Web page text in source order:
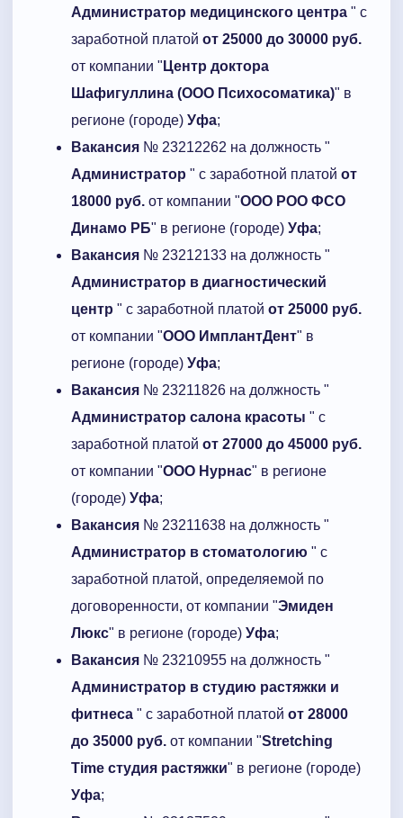
Администратор медицинского центра " с
заработной платой от 25000 до 30000 руб.
от компании " Центр доктора
Шафигуллина (ООО Психосоматика)" в
регионе (городе) Уфа;
Вакансия № 23212262 на должность "
Администратор " с заработной платой от
18000 руб. от компании "ООО РОО ФСО
Динамо РБ" в регионе (городе) Уфа;
Вакансия № 23212133 на должность "
Администратор в диагностический
центр " с заработной платой от 25000 руб.
от компании "ООО ИмплантДент" в
регионе (городе) Уфа;
Вакансия № 23211826 на должность "
Администратор салона красоты " с
заработной платой от 27000 до 45000 руб.
от компании "ООО Нурнас" в регионе
(городе) Уфа;
Вакансия № 23211638 на должность "
Администратор в стоматологию " с
заработной платой, определяемой по
договоренности, от компании "Эмиден
Люкс" в регионе (городе) Уфа;
Вакансия № 23210955 на должность "
Администратор в студию растяжки и
фитнеса " с заработной платой от 28000
до 35000 руб. от компании "Stretching
Time студия растяжки" в регионе (городе)
Уфа;